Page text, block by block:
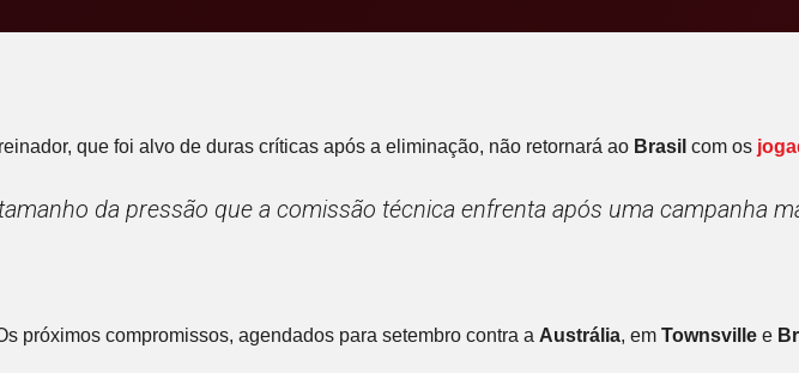
que foi alvo de duras críticas após a eliminação, não retornará ao Brasil com os
da pressão que a comissão técnica enfrenta após uma campanha
próximos compromissos, agendados para setembro contra a Austrália, em Townsville e